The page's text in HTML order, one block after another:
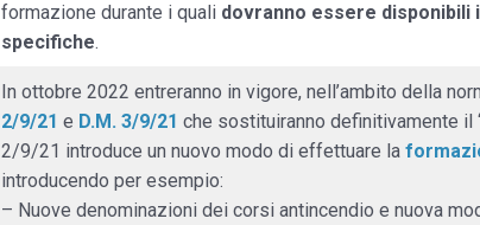
formazione durante i quali dovranno essere
specifiche.
In ottobre 2022 entreranno in vigore, nell’ambito della
2/9/21 e D.M. 3/9/21 che sostituiranno definitivamente il
2/9/21 introduce un nuovo modo di effettuare la
introducendo per esempio:
– Nuove denominazioni dei corsi antincendio e nuova